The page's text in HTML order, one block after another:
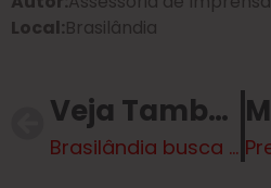
Local:Brasilândia
Veja Também
Brasilândia busca inspiração e parcerias com SEJUVEL em Três Lagoas